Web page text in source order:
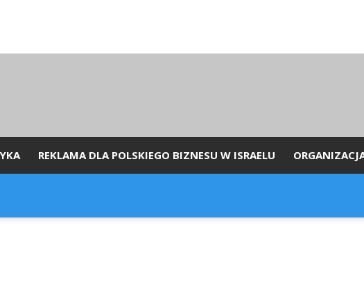
REKLAMA DLA POLSKIEGO BIZNESU W ISRAELU